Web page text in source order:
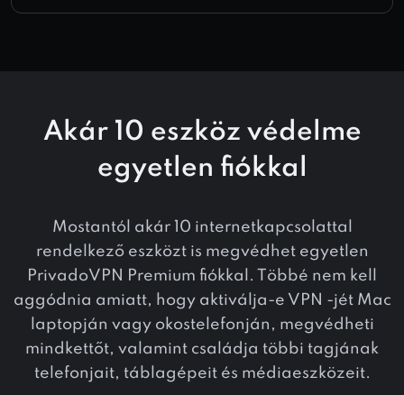
Akár 10 eszköz védelme
egyetlen fiókkal
Mostantól akár 10 internetkapcsolattal
rendelkező eszközt is megvédhet egyetlen
PrivadoVPN Premium fiókkal. Többé nem kell
aggódnia amiatt, hogy aktiválja-e VPN -jét Mac
laptopján vagy okostelefonján, megvédheti
mindkettőt, valamint családja többi tagjának
telefonjait, táblagépeit és médiaeszközeit.